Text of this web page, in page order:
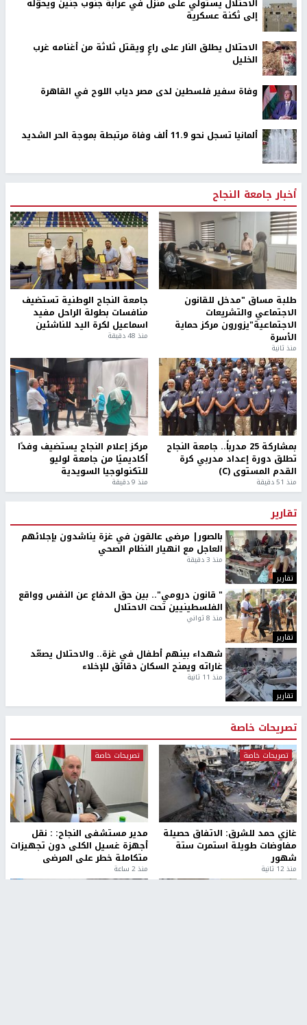
اخر الأخبار
مواشيهم
في قطاع غزة
إلى ثكنة عسكرية
الاحتلال يطلق النار على راعٍ ويقتل ثلاثة من أغنامه غرب
الخليل
وفاة سفير فلسطين لدى مصر دياب اللوح في القاهرة
ألمانيا تسجل نحو 11.9 ألف وفاة مرتبطة بموجة الحر الشديد
أخبار جامعة النجاح
طلبة مساق "مدخل للقانون
الاجتماعي والتشريعات
الاجتماعية"يزورون مركز حماية
الأسرة
منذ ثانية
جامعة النجاح الوطنية تستضيف
منافسات بطولة الراحل مفيد
اسماعيل لكرة اليد للناشئين
بمشاركة 25 مدرباً.. جامعة النجاح
تطلق دورة إعداد مدربي كرة
القدم المستوى (C)
منذ 51 دقيقة
مركز إعلام النجاح يستضيف وفدًا
تقارير
تقارير
العاجل مع انهيار النظام الصحي
تقارير
" قانون درومي".. بين حق الدفاع عن النفس وواقع
الفلسطينيين تحت الاحتلال
منذ 8 ثواني
تقارير
شهداء بينهم أطفال في غزة.. والاحتلال يصعّد
غاراته ويمنح السكان دقائق للإخلاء
منذ 11 ثانية